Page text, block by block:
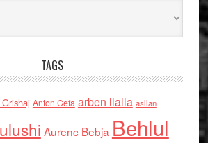
TAGS
Anton Cefa arben llalla asllan
Aurenc Bebja Behlul